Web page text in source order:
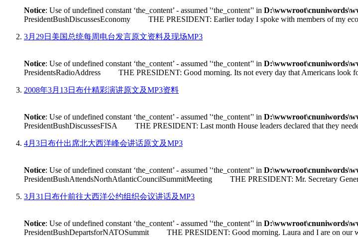
Notice: Use of undefined constant ‘the_content’ - assumed '‘the_content’' in
PresidentBushDiscussesEconomy THE PRESIDENT: Earlier today I spoke with members of my
3月29日美国总统每周电台发言原文资料及现场MP3
Notice: Use of undefined constant ‘the_content’ - assumed '‘the_content’' in
PresidentsRadioAddress THE PRESIDENT: Good morning. Its not every day that Americans look
2008年3月13日布什精彩演讲原文及MP3资料
Notice: Use of undefined constant ‘the_content’ - assumed '‘the_content’' in
PresidentBushDiscussesFISA THE PRESIDENT: Last month House leaders declared that they
4月3日布什出席北大西洋峰会讲话原文及MP3
Notice: Use of undefined constant ‘the_content’ - assumed '‘the_content’' in
PresidentBushAttendsNorthAtlanticCouncilSummitMeeting THE PRESIDENT: Mr. Secretary
3月31日布什前往大西洋公约组织会议讲话及MP3
Notice: Use of undefined constant ‘the_content’ - assumed '‘the_content’' in
PresidentBushDepartsforNATOSummit THE PRESIDENT: Good morning. Laura and I are on our